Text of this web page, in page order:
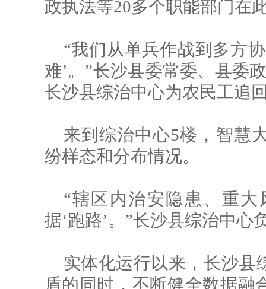
政执法等20多个职能部门在
“我们从单兵作战到多方
难’。”长沙县委常委、县委
长沙县综治中心为农民工追
来到综治中心5楼，智慧
纷样态和分布情况。
“辖区内治安隐患、重
据‘跑路’。”长沙县综治中心
实体化运行以来，长沙县
盾的同时，不断健全数据融